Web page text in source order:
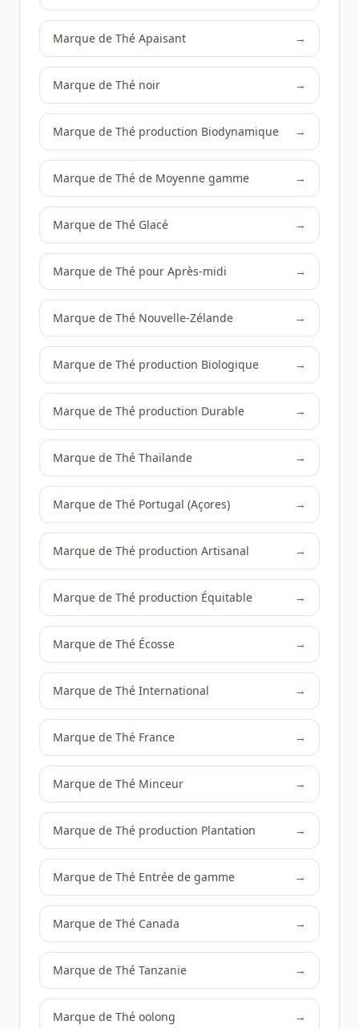
Marque de Thé Apaisant →
Marque de Thé noir →
Marque de Thé production Biodynamique →
Marque de Thé de Moyenne gamme →
Marque de Thé Glacé →
Marque de Thé pour Après-midi →
Marque de Thé Nouvelle-Zélande →
Marque de Thé production Biologique →
Marque de Thé production Durable →
Marque de Thé Thaïlande →
Marque de Thé Portugal (Açores) →
Marque de Thé production Artisanal →
Marque de Thé production Équitable →
Marque de Thé Écosse →
Marque de Thé International →
Marque de Thé France →
Marque de Thé Minceur →
Marque de Thé production Plantation →
Marque de Thé Entrée de gamme →
Marque de Thé Canada →
Marque de Thé Tanzanie →
Marque de Thé oolong →